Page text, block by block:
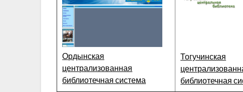
Ордынская
централизованная
библиотечная система
Тогучинская
библиотечная